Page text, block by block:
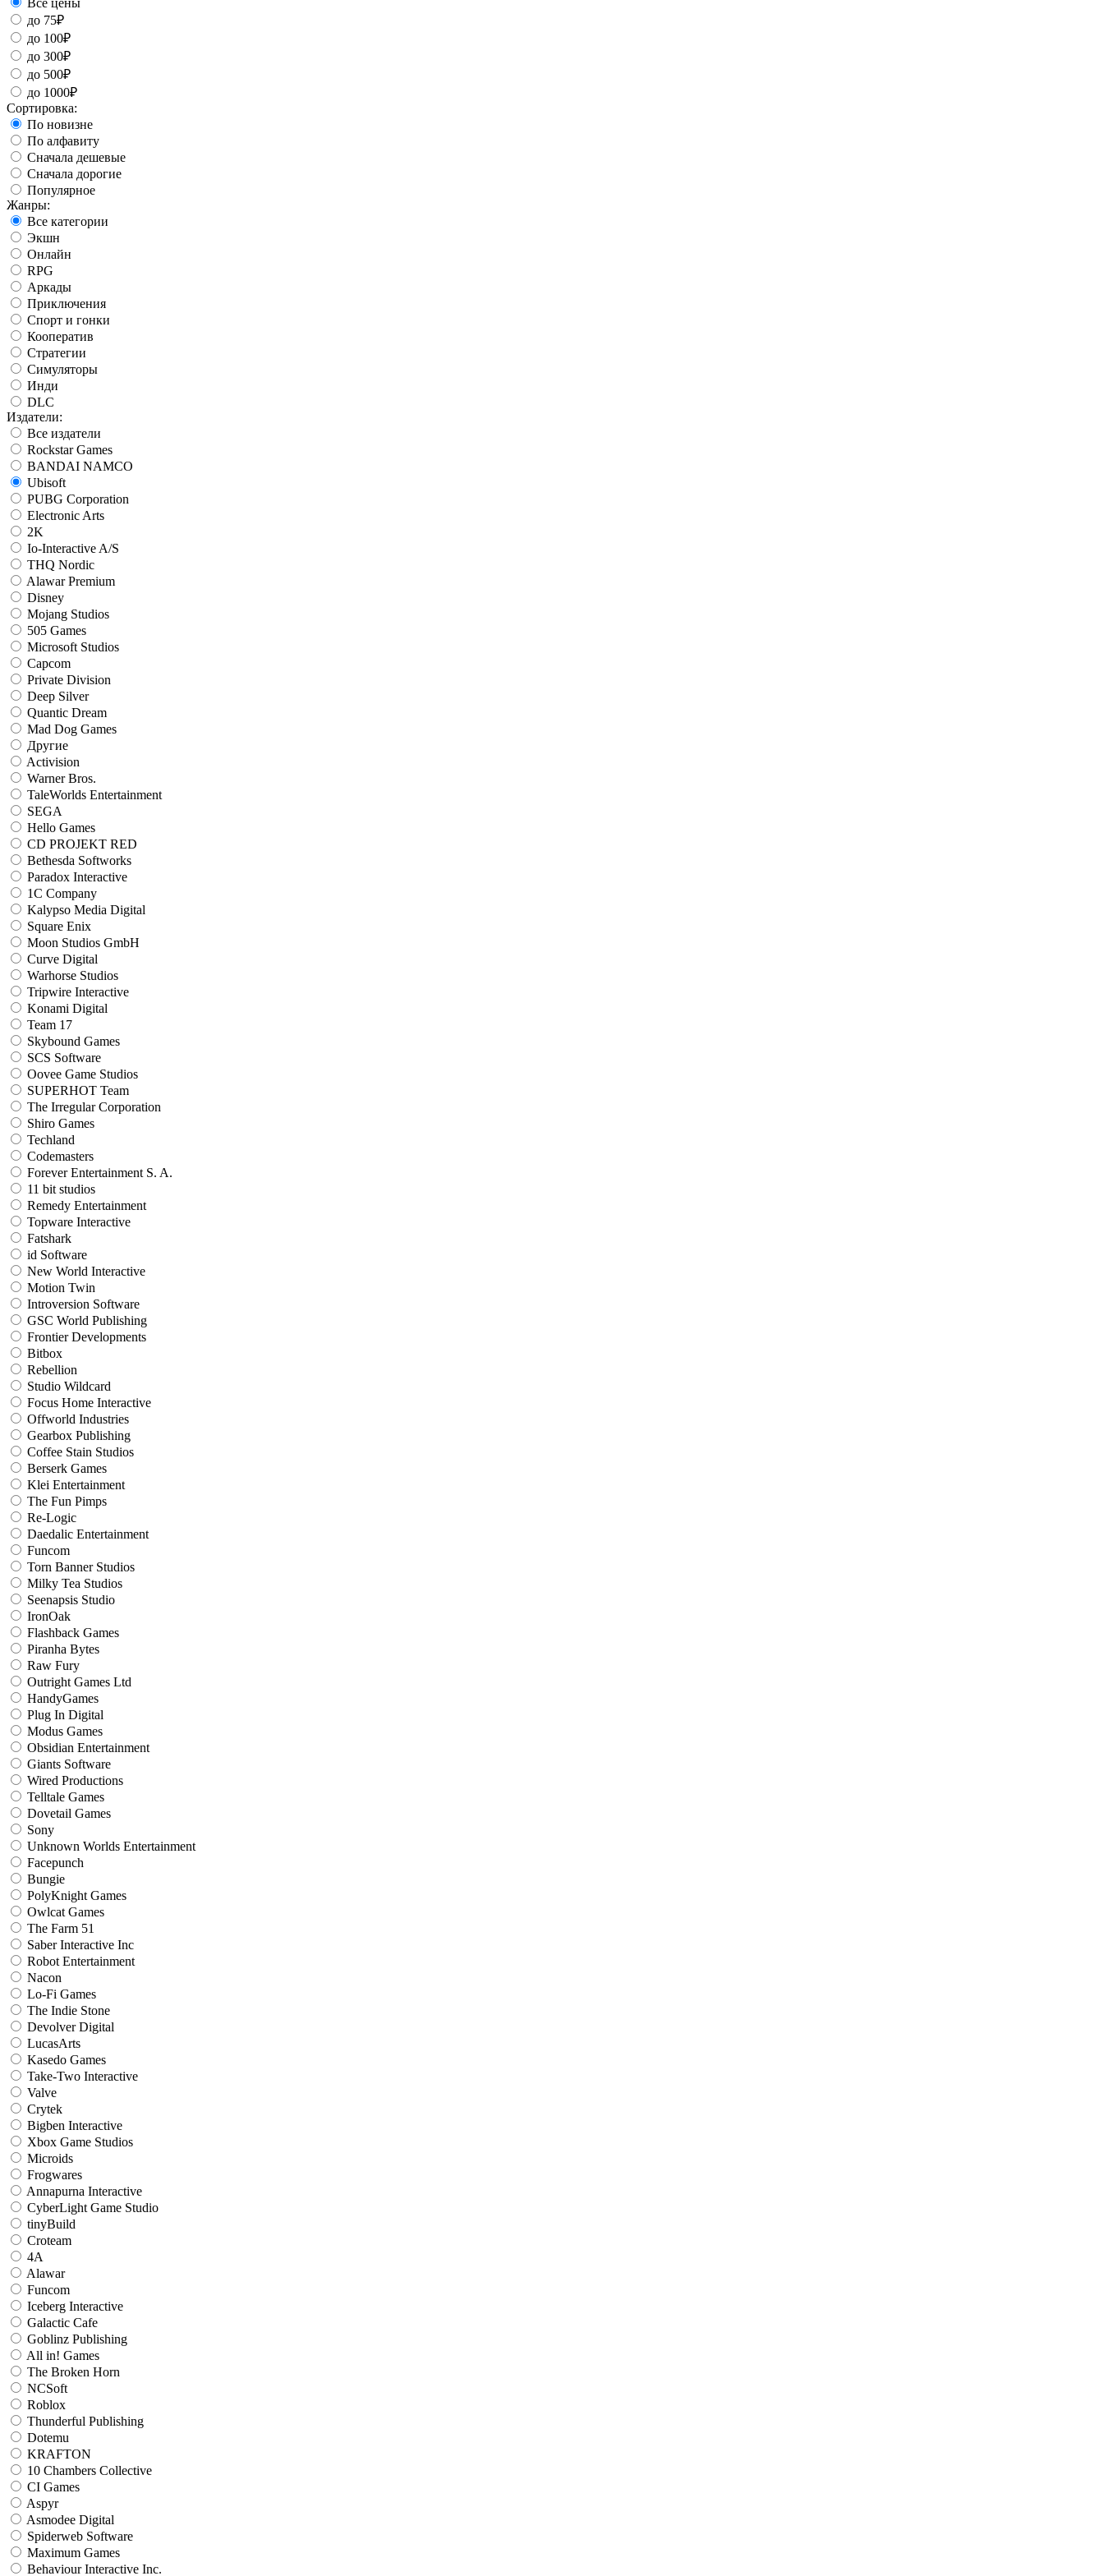
Все цены
до 75₽
до 100₽
до 300₽
до 500₽
до 1000₽
Сортировка:
По новизне
По алфавиту
Сначала дешевые
Сначала дорогие
Популярное
Жанры:
Все категории
Экшн
Онлайн
RPG
Аркады
Приключения
Спорт и гонки
Кооператив
Стратегии
Симуляторы
Инди
DLC
Издатели:
Все издатели
Rockstar Games
BANDAI NAMCO
Ubisoft
PUBG Corporation
Electronic Arts
2K
Io-Interactive A/S
THQ Nordic
Alawar Premium
Disney
Mojang Studios
505 Games
Microsoft Studios
Capcom
Private Division
Deep Silver
Quantic Dream
Mad Dog Games
Другие
Activision
Warner Bros.
TaleWorlds Entertainment
SEGA
Hello Games
CD PROJEKT RED
Bethesda Softworks
Paradox Interactive
1C Company
Kalypso Media Digital
Square Enix
Moon Studios GmbH
Curve Digital
Warhorse Studios
Tripwire Interactive
Konami Digital
Team 17
Skybound Games
SCS Software
Oovee Game Studios
SUPERHOT Team
The Irregular Corporation
Shiro Games
Techland
Codemasters
Forever Entertainment S. A.
11 bit studios
Remedy Entertainment
Topware Interactive
Fatshark
id Software
New World Interactive
Motion Twin
Introversion Software
GSC World Publishing
Frontier Developments
Bitbox
Rebellion
Studio Wildcard
Focus Home Interactive
Offworld Industries
Gearbox Publishing
Coffee Stain Studios
Berserk Games
Klei Entertainment
The Fun Pimps
Re-Logic
Daedalic Entertainment
Funcom
Torn Banner Studios
Milky Tea Studios
Seenapsis Studio
IronOak
Flashback Games
Piranha Bytes
Raw Fury
Outright Games Ltd
HandyGames
Plug In Digital
Modus Games
Obsidian Entertainment
Giants Software
Wired Productions
Telltale Games
Dovetail Games
Sony
Unknown Worlds Entertainment
Facepunch
Bungie
PolyKnight Games
Owlcat Games
The Farm 51
Saber Interactive Inc
Robot Entertainment
Nacon
Lo-Fi Games
The Indie Stone
Devolver Digital
LucasArts
Kasedo Games
Take-Two Interactive
Valve
Crytek
Bigben Interactive
Xbox Game Studios
Microids
Frogwares
Annapurna Interactive
CyberLight Game Studio
tinyBuild
Croteam
4A
Alawar
Funcom
Iceberg Interactive
Galactic Cafe
Goblinz Publishing
All in! Games
The Broken Horn
NCSoft
Roblox
Thunderful Publishing
Dotemu
KRAFTON
10 Chambers Collective
CI Games
Aspyr
Asmodee Digital
Spiderweb Software
Maximum Games
Behaviour Interactive Inc.